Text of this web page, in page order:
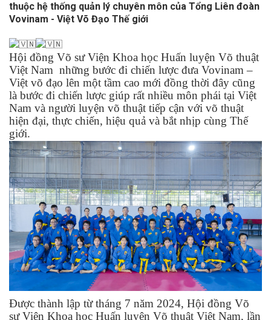
thuộc hệ thống quản lý chuyên môn của Tổng Liên đoàn
Vovinam - Việt Võ Đạo Thế giới
Hội đồng Võ sư Viện Khoa học Huấn luyện Võ thuật
Việt Nam những bước đi chiến lược đưa Vovinam –
Việt võ đạo lên một tầm cao mới đồng thời đây cũng
là bước đi chiến lược giúp rất nhiều môn phái tại Việt
Nam và người luyện võ thuật tiếp cận với võ thuật
hiện đại, thực chiến, hiệu quả và bắt nhịp cùng Thế
giới.
Được thành lập từ tháng 7 năm 2024, Hội đồng Võ
sư Viện Khoa học Huấn luyện Võ thuật Việt Nam, lần